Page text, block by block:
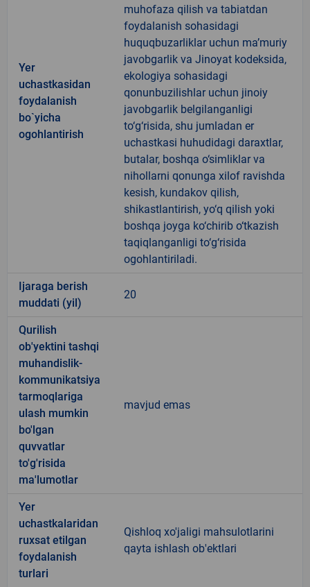
Yer
uchastkasidan
foydalanish
bo`yicha
ogohlantirish
muhofaza qilish va tabiatdan
foydalanish sohasidagi
huquqbuzarliklar uchun ma’muriy
javobgarlik va Jinoyat kodeksida,
ekologiya sohasidagi
qonunbuzilishlar uchun jinoiy
javobgarlik belgilanganligi
to‘g‘risida, shu jumladan er
uchastkasi huhudidagi daraxtlar,
butalar, boshqa o‘simliklar va
nihollarni qonunga xilof ravishda
kesish, kundakov qilish,
shikastlantirish, yo‘q qilish yoki
boshqa joyga ko‘chirib o‘tkazish
taqiqlanganligi to‘g‘risida
ogohlantiriladi.
Ijaraga berish
muddati (yil)
20
Qurilish
ob'yektini tashqi
muhandislik-
kommunikatsiya
tarmoqlariga
ulash mumkin
bo'lgan
quvvatlar
to'g'risida
ma'lumotlar
mavjud emas
Yer
uchastkalaridan
ruxsat etilgan
foydalanish
turlari
Qishloq xo'jaligi mahsulotlarini
qayta ishlash ob'ektlari